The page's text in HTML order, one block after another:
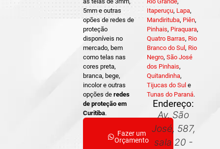
5mm e outras
opões de redes de
proteção
disponíveis no
mercado, bem
como telas nas
cores preta,
branca, bege,
incolor e outras
opções deredes
de proteção em
Curitiba.
Fazer um
Orçamento
Itaperuçu, Lapa,
Mandirituba, Piên,
Pinhais, Piraquara,
Quatro Barras, Rio
Branco do Sul , Rio
Negro, São José
dos Pinhais,
Quitandinha,
Tijucas do Sul e
Tunas do Paraná.
Endereço:
Av. São
José, 587,
sala 20 -